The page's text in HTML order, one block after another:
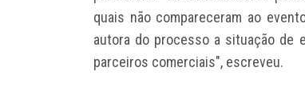
quais não compareceram ao
autora do processo a situação de
parceiros comerciais", escreveu.